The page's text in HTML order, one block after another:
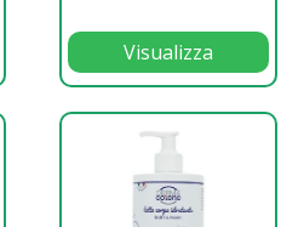
Visualizza